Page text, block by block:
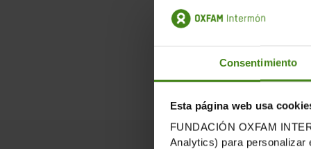
Consentimiento
Esta página web usa
FUNDACIÓN OXFAM
Analytics) para personalizar